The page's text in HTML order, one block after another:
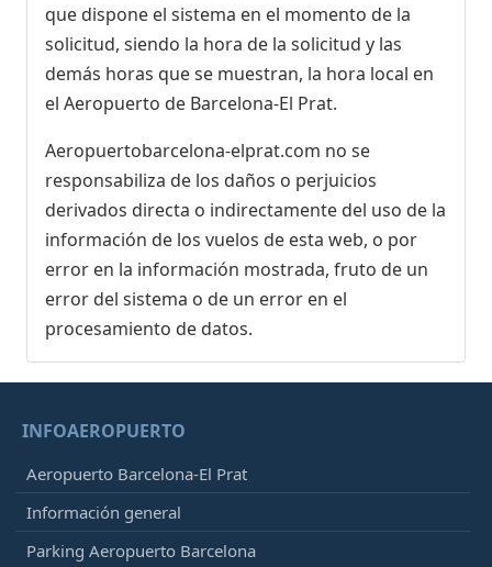
que dispone el sistema en el momento de la
solicitud, siendo la hora de la solicitud y las
demás horas que se muestran, la hora local en
el Aeropuerto de Barcelona-El Prat.
Aeropuertobarcelona-elprat.com no se
responsabiliza de los daños o perjuicios
derivados directa o indirectamente del uso de la
información de los vuelos de esta web, o por
error en la información mostrada, fruto de un
error del sistema o de un error en el
procesamiento de datos.
INFOAEROPUERTO
Aeropuerto Barcelona-El Prat
Información general
Parking Aeropuerto Barcelona